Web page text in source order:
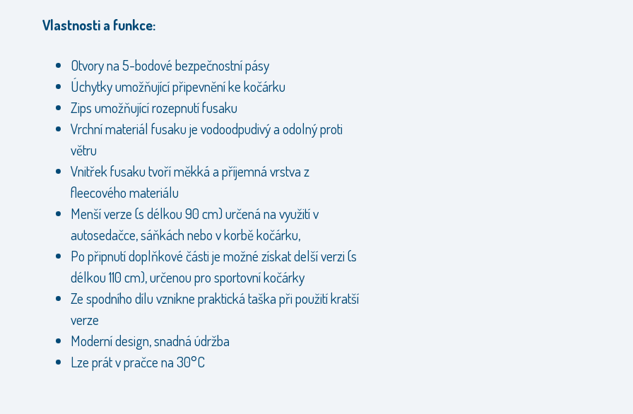
Vlastnosti a funkce:
Otvory na 5-bodové bezpečnostní pásy
Úchytky umožňující připevnění ke kočárku
Zips umožňující rozepnutí fusaku
Vrchní materiál fusaku je vodoodpudivý a odolný proti
větru
Vnitřek fusaku tvoří měkká a příjemná vrstva z
fleecového materiálu
Menší verze (s délkou 90 cm) určená na využití v
autosedačce, sáňkách nebo v korbě kočárku,
Po připnutí doplňkové části je možné získat delší verzi (s
délkou 110 cm), určenou pro sportovní kočárky
Ze spodního dílu vznikne praktická taška při použití kratší
verze
Moderní design, snadná údržba
Lze prát v pračce na 30°C